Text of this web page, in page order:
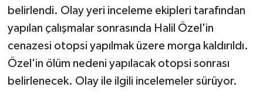
belirlendi. Olay yeri inceleme ekipleri tarafından
yapılan çalışmalar sonrasında Halil Özel'in
cenazesi otopsi yapılmak üzere morga kaldırıldı.
Özel'in ölüm nedeni yapılacak otopsi sonrası
belirlenecek. Olay ile ilgili incelemeler sürüyor.